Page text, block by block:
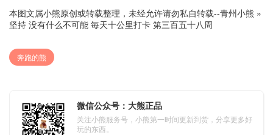
本图文属小熊原创或转载整理，未经允许请勿私自转载--青州小熊 »
坚持 没有什么不可能 毎天十公里打卡 第三百五十八周
奔跑的熊
微信公众号：大熊正品
关注小熊服务号，小熊第一时间更新到货，分享更多好
玩的东西。